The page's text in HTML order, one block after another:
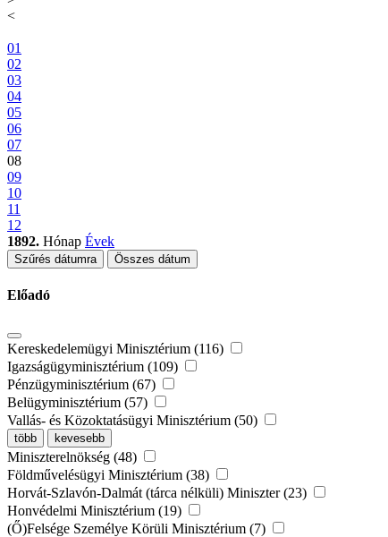
<
01
02
03
04
05
06
07
08
09
10
11
12
1892. Hónap Évek
Szűrés dátumra Összes dátum
Előadó
Kereskedelemügyi Minisztérium (116)
Igazságügyminisztérium (109)
Pénzügyminisztérium (67)
Belügyminisztérium (57)
Vallás- és Közoktatásügyi Minisztérium (50)
több kevesebb
Miniszterelnökség (48)
Földművelésügyi Minisztérium (38)
Horvát-Szlavón-Dalmát (tárca nélküli) Miniszter (23)
Honvédelmi Minisztérium (19)
(Ő)Felsége Személye Körüli Minisztérium (7)